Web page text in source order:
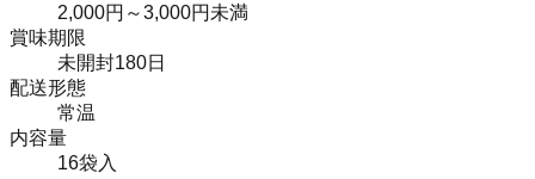
2,000円～3,000円未満
賞味期限
未開封180日
配送形態
常温
内容量
16袋入